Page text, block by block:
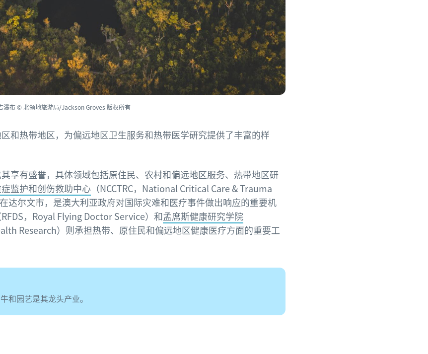
瀑布 © 北领地旅游局/Jackson Groves 版权所有
和热带地区，为偏远地区卫生服务和热带医学研究提供了丰富的样
享有盛誉，具体领域包括原住民、农村和偏远地区服务、热带地区研
监护和创伤救助中心 （NCCTRC，National Critical Care & Trauma
达尔文市，是澳大利亚政府对国际灾难和医疗事件做出响应的重要机
RFDS，Royal Flying Doctor Service）和孟席斯健康研究学院
Research）则承担热带、原住民和偏远地区健康医疗方面的重要工
和园艺是其龙头产业。